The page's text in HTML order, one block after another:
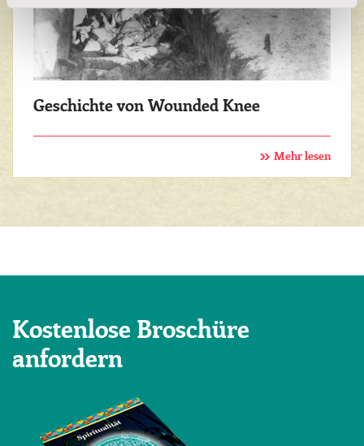
Geschichte von Wounded Knee
Mehr lesen
Kostenlose Broschüre
anfordern